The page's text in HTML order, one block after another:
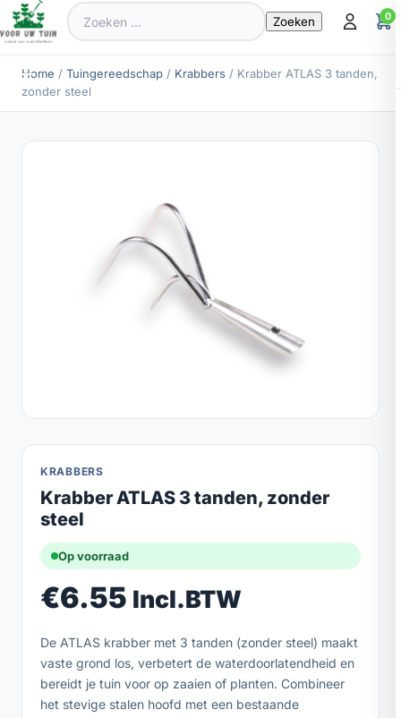
Zoeken
naar:
0
Home / Tuingereedschap / Krabbers / Krabber ATLAS 3 tanden,
zonder steel
KRABBERS
Krabber ATLAS 3 tanden, zonder
steel
Op voorraad
€6.55 Incl.BTW
De ATLAS krabber met 3 tanden (zonder steel) maakt
vaste grond los, verbetert de waterdoorlatendheid en
bereidt je tuin voor op zaaien of planten. Combineer
het stevige stalen hoofd met een bestaande